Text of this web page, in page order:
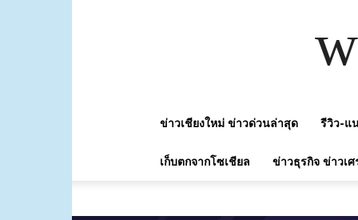
ข่าวเชียงใหม่ ข่าวด่วนล่าสุด รีวิว-แ
เก็บตกจากโซเชียล ข่าวธุรกิจ ข่าวเศ